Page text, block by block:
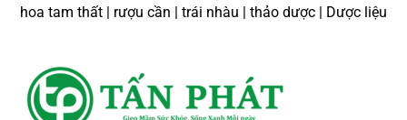
hoa tam thất | rượu cần | trái nhàu | thảo dược | Dược liệu